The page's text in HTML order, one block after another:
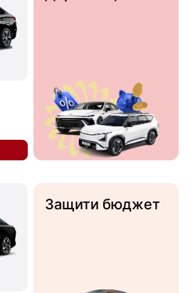
Защити бюджет